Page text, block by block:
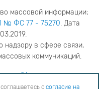
массовой информации;
№ ФС 77 - 75270. Дата
в сфере связи,
коммуникаций.
79-516с согласие на